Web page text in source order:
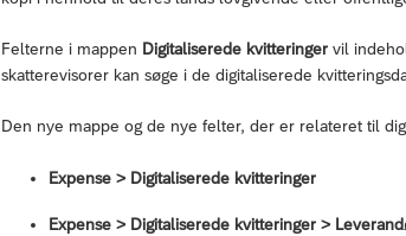
Felterne i mappen Digitaliserede kvitteringer vil
skatterevisorer kan søge i de digitaliserede
Den nye mappe og de nye felter, der er relateret til
Expense > Digitaliserede kvitteringer
Expense > Digitaliserede kvitteringer >